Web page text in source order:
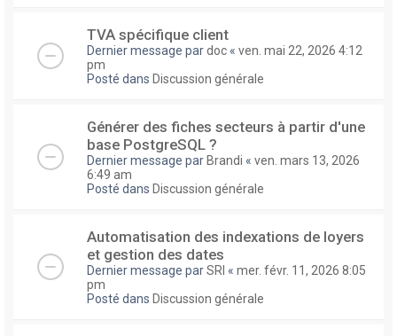
TVA spécifique client
Dernier message pardoc « ven. mai 22, 2026 4:12
pm
Posté dans Discussion générale
Générer des fiches secteurs à partir d'une
base PostgreSQL ?
Dernier message par Brandi « ven. mars 13, 2026
6:49 am
Posté dans Discussion générale
Automatisation des indexations de loyers
et gestion des dates
Dernier message parSRI « mer. févr. 11, 2026 8:05
pm
Posté dans Discussion générale